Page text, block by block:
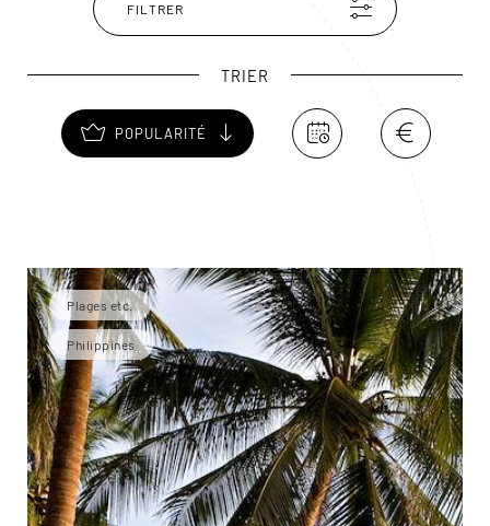
FILTRER
TRIER
POPULARITÉ
Plages etc.
Philippines